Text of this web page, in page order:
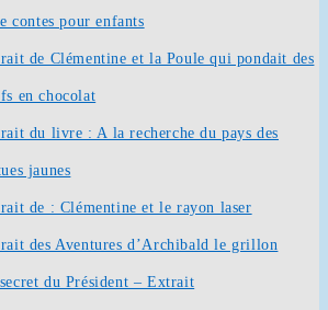
contes pour enfants
de Clémentine et la Poule qui pondait des
en chocolat
du livre : A la recherche du pays des
jaunes
de : Clémentine et le rayon laser
des Aventures d’Archibald le grillon
du Président – Extrait